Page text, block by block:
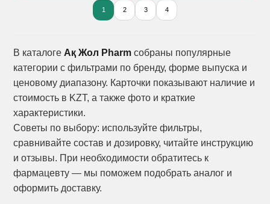
1 2 3 4
В каталоге Ақ Жол Pharm собраны популярные
категории с фильтрами по бренду, форме выпуска и
ценовому диапазону. Карточки показывают наличие и
стоимость в KZT, а также фото и краткие
характеристики.
Советы по выбору: используйте фильтры,
сравнивайте состав и дозировку, читайте инструкцию
и отзывы. При необходимости обратитесь к
фармацевту — мы поможем подобрать аналог и
оформить доставку.